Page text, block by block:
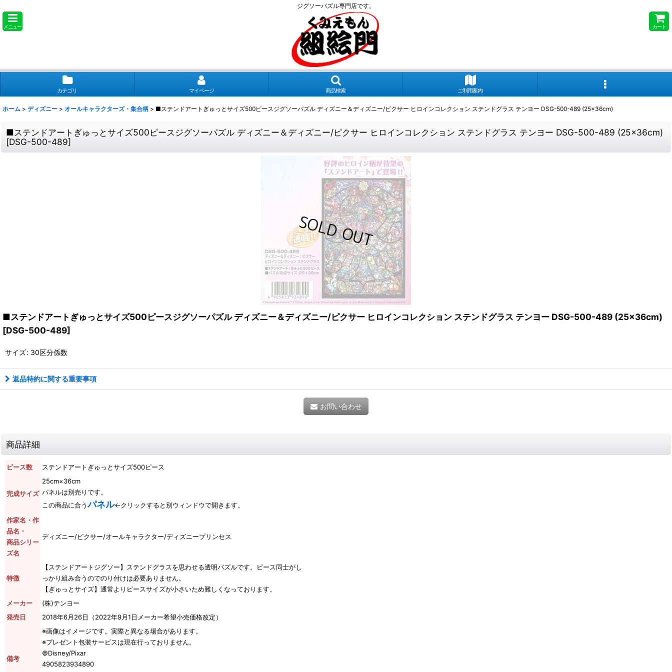
ジグソーパズル専門店です。
メニュー カート
カテゴリ マイページ 商品検索 ご利用案内
ホーム > ディズニー > オールキャラクターズ・集合柄 > ■ステンドアートぎゅっとサイズ500ピースジグソーパズル ディズニー＆ディズニー/ピクサー ヒロインコレクション ステンドグラス テンヨー DSG-500-489 (25×36cm)
■ステンドアートぎゅっとサイズ500ピースジグソーパズル ディズニー＆ディズニー/ピクサー ヒロインコレクション ステンドグラス テンヨー DSG-500-489 (25×36cm)
[DSG-500-489]
■ステンドアートぎゅっとサイズ500ピースジグソーパズル ディズニー＆ディズニー/ピクサー ヒロインコレクション ステンドグラス テンヨー DSG-500-489 (25×36cm)
[DSG-500-489]
サイズ: 30区分係数
返品特約に関する重要事項
お問い合わせ
商品詳細
ピース数 ステンドアートぎゅっとサイズ500ピース
完成サイズ
25cm×36cm
パネルは別売りです。
この商品に合うパネル←クリックすると別ウィンドウで開きます。
作家名・作
品名・
商品シリー
ズ名
ディズニー/ピクサー/オールキャラクター/ディズニープリンセス
特徴
【ステンドアートジグソー】ステンドグラスを思わせる透明パズルです。ピース同士がし
っかり組み合うのでのり付けは必要ありません。
【ぎゅっとサイズ】通常よりピースサイズが小さいため難しくなっております。
メーカー
(株)テンヨー
発売日
2018年6月26日（2022年9月1日メーカー希望小売価格改定）
備考
※画像はイメージです。実際と異なる場合があります。
※プレゼント包装サービスは現在行っておりません。
©Disney/Pixar
4905823934890